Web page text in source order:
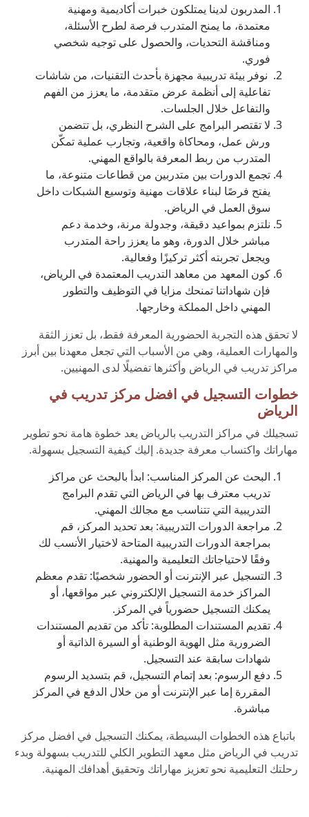
المدربون لدينا يمتلكون خبرات أكاديمية ومهنية
معتمدة، ما يمنح المتدرب فرصة لطرح الأسئلة،
ومناقشة التحديات، والحصول على توجيه شخصي
فوري.
نوفر بيئة تدريبية مجهزة بأحدث التقنيات، من شاشات
تفاعلية إلى أنظمة عرض متقدمة، ما يعزز من الفهم
والتفاعل خلال الجلسات.
لا تقتصر البرامج على الشرح النظري، بل تتضمن
ورش عمل، ومحاكاة واقعية، وتجارب عملية تمكّن
المتدرب من ربط المعرفة بالواقع المهني.
تجمع الدورات بين متدربين من قطاعات متنوعة، ما
يفتح فرصًا لبناء علاقات مهنية وتوسيع الشبكات داخل
سوق العمل في الرياض.
نلتزم بمواعيد دقيقة، وجدولة مرنة، وخدمة دعم
مباشر خلال الدورة، وهو ما يعزز راحة المتدرب
ويجعل تجربته أكثر تركيزًا وفعالية.
كون المعهد من معاهد التدريب المعتمدة في الرياض،
فإن شهاداتنا تمنحك مزايا في التوظيف والتطور
المهني داخل المملكة وخارجها.
لا تحقق هذه التجربة الحضورية المعرفة فقط، بل تعزز الثقة
والمهارات العملية، وهي من الأسباب التي تجعل معهدنا بين أبرز
مراكز تدريب في الرياض وأكثرها تفضيلًا لدى المهنيين.
خطوات التسجيل في افضل مركز تدريب في
الرياض
تسجيلك في مراكز التدريب بالرياض يعد خطوة هامة نحو تطوير
مهاراتك واكتساب معرفة جديدة. إليك كيفية التسجيل بسهولة.
البحث عن المركز المناسب: ابدأ بالبحث عن مراكز
تدريب معترف بها في الرياض التي تقدم البرامج
التدريبية التي تتناسب مع مجالك المهني.
مراجعة الدورات التدريبية: بعد تحديد المركز، قم
بمراجعة الدورات التدريبية المتاحة لاختيار الأنسب لك
وفقًا لاحتياجاتك التعليمية والمهنية.
التسجيل عبر الإنترنت أو الحضور شخصيًا: تقدم معظم
المراكز خدمة التسجيل الإلكتروني عبر مواقعها، أو
يمكنك التسجيل حضورياً في المركز.
تقديم المستندات المطلوبة: تأكد من تقديم المستندات
الضرورية مثل الهوية الوطنية أو السيرة الذاتية أو
شهادات سابقة عند التسجيل.
دفع الرسوم: بعد إتمام التسجيل، قم بتسديد الرسوم
المقررة إما عبر الإنترنت أو من خلال الدفع في المركز
مباشرة.
باتباع هذه الخطوات البسيطة، يمكنك التسجيل في افضل مركز
تدريب في الرياض مثل معهد التطوير الكلي للتدريب بسهولة وبدء
رحلتك التعليمية نحو تعزيز مهاراتك وتحقيق أهدافك المهنية.